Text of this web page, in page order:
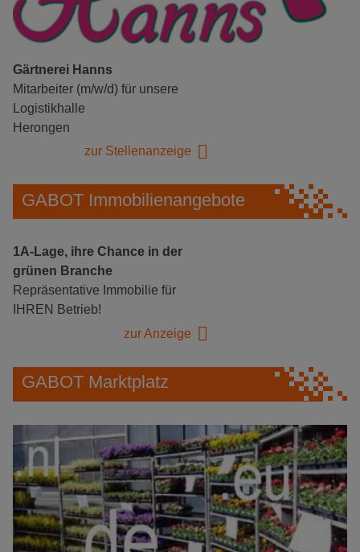
Gärtnerei Hanns
Mitarbeiter (m/w/d) für unsere
Logistikhalle
Herongen
zur Stellenanzeige
GABOT Immobilienangebote
1A-Lage, ihre Chance in der
grünen Branche
Repräsentative Immobilie für
IHREN Betrieb!
zur Anzeige
GABOT Marktplatz